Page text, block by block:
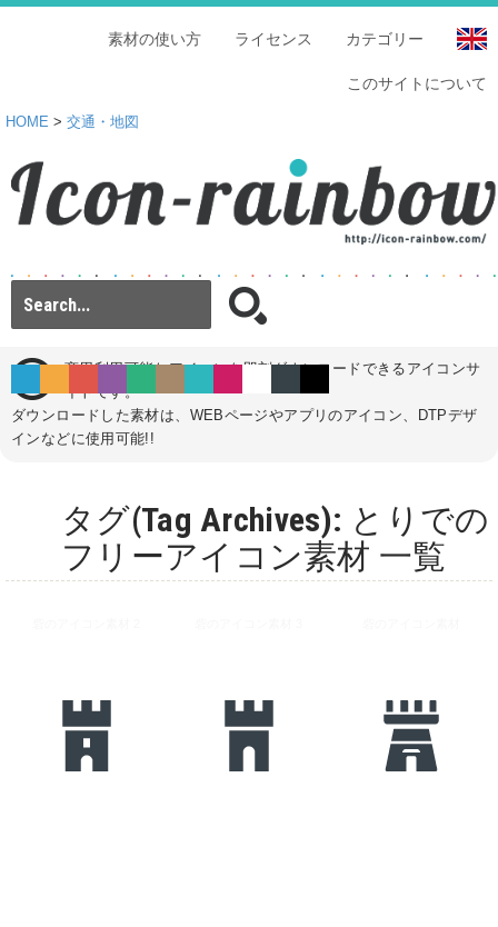
カテゴリー
ライセンス
素材の使い方
このサイトについて
HOME > 交通・地図
商用利用可能なアイコンを即刻ダウンロードできるアイコンサ
イトです。
ダウンロードした素材は、WEBページやアプリのアイコン、DTPデザ
インなどに使用可能!!
タグ(Tag Archives): とりでの
フリーアイコン素材 一覧